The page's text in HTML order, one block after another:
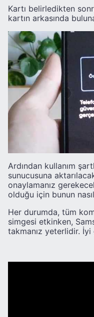
Kartı belirledikten
kartın arkasında
Ardından kullanım
sunucusuna
onaylamanız
olduğu için bunun
Her durumda, tüm
simgesi etkinken,
takmanız yeterlidir. İyi